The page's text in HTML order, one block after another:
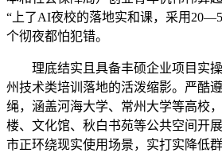
“上了AI夜校的落地实和课，采用
个彻夜都怕犯错。
理底结实且具备丰硕企业项目实操
州技术类培训落地的活泼缩影。严酷
绳，涵盖河海大学、常州大学等高校
楼、文化馆、秋白书苑等公共空间开
市正环绕现实使用场景，实打实降低